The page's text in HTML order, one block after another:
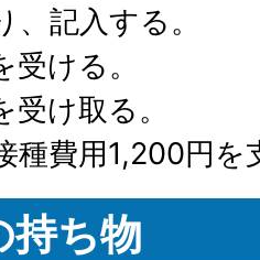
、記入する。
ける。
け取る。
種費用1,200円を
持ち物